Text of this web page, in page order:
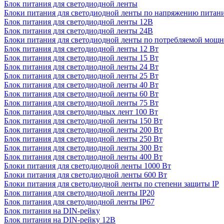
Блок питания для светодиодной ленты
Блоки питания для светодиодной ленты по напряжению
Блок питания для светодиодной ленты 12В
Блок питания для светодиодной ленты 24В
Блоки питания для светодиодной ленты по потребляемой
Блок питания для светодиодной ленты 12 Вт
Блок питания для светодиодной ленты 15 Вт
Блок питания для светодиодной ленты 24 Вт
Блок питания для светодиодной ленты 25 Вт
Блок питания для светодиодной ленты 40 Вт
Блок питания для светодиодной ленты 60 Вт
Блок питания для светодиодной ленты 75 Вт
Блок питания для светодиодных лент 100 Вт
Блок питания для светодиодной ленты 150 Вт
Блок питания для светодиодной ленты 200 Вт
Блок питания для светодиодной ленты 250 Вт
Блок питания для светодиодной ленты 300 Вт
Блок питания для светодиодной ленты 400 Вт
Блоки питания для светодиодной ленты 1000 Вт
Блоки питания для светодиодной ленты 600 Вт
Блоки питания для светодиодной ленты по степени защиты IP
Блок питания для светодиодной ленты IP20
Блок питания для светодиодной ленты IP67
Блок питания на DIN-рейку
Блок питания на DIN-рейку 12В